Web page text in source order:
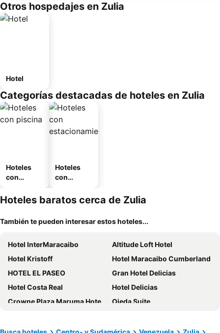
Otros hospedajes en Zulia
Hotel
Categorías destacadas de hoteles en Zulia
Hoteles
con
Hoteles
con
miento
Hoteles baratos cerca de Zulia
También te pueden interesar estos hoteles...
Hotel InterMaracaibo
Altitude Loft Hotel
Hotel Kristoff
Hotel Maracaibo Cumberland
HOTEL EL PASEO
Gran Hotel Delicias
Hotel Costa Real
Hotel Delicias
Crowne Plaza Maruma Hotel & Casino
Ojeda Suite
Hotel America
Hotel Cabimas Internacional